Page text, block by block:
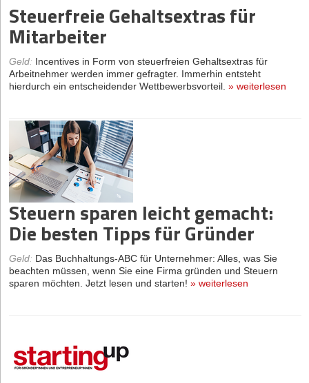
Steuerfreie Gehaltsextras für
Mitarbeiter
Geld: Incentives in Form von steuerfreien Gehaltsextras für
Arbeitnehmer werden immer gefragter. Immerhin entsteht
hierdurch ein entscheidender Wettbewerbsvorteil. » weiterlesen
Steuern sparen leicht gemacht:
Die besten Tipps für Gründer
Geld: Das Buchhaltungs-ABC für Unternehmer: Alles, was Sie
beachten müssen, wenn Sie eine Firma gründen und Steuern
sparen möchten. Jetzt lesen und starten! » weiterlesen